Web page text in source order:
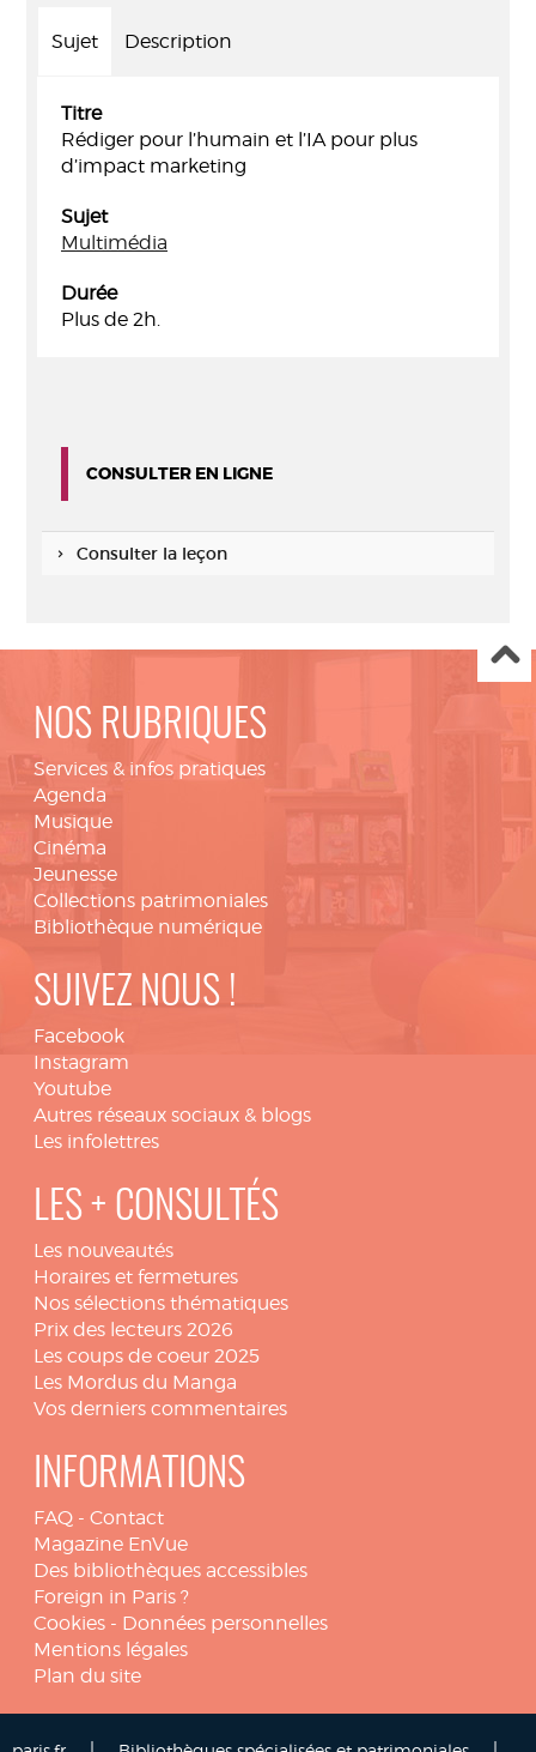
Sujet Description
Titre
Rédiger pour l’humain et l’IA pour plus
d’impact marketing
Sujet
Multimédia
Durée
Plus de 2h.
CONSULTER EN LIGNE
Consulter la leçon
NOS RUBRIQUES
Services & infos pratiques
Agenda
Musique
Cinéma
Jeunesse
Collections patrimoniales
Bibliothèque numérique
SUIVEZ NOUS !
Facebook
Instagram
Youtube
Autres réseaux sociaux & blogs
Les infolettres
LES + CONSULTÉS
Les nouveautés
Horaires et fermetures
Nos sélections thématiques
Prix des lecteurs 2026
Les coups de coeur 2025
Les Mordus du Manga
Vos derniers commentaires
INFORMATIONS
FAQ - Contact
Magazine EnVue
Des bibliothèques accessibles
Foreign in Paris ?
Cookies - Données personnelles
Mentions légales
Plan du site